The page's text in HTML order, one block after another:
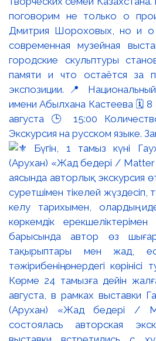
поговорим не только о
Дмитрия Шороховых, но и о
современная музейная
городские скульптуры
памяти и что остаётся за
экспозиции. 📍
имени Абылхана Кастеева 🗓 8
августа 🕒 15:00
Экскурсия на русском языке.